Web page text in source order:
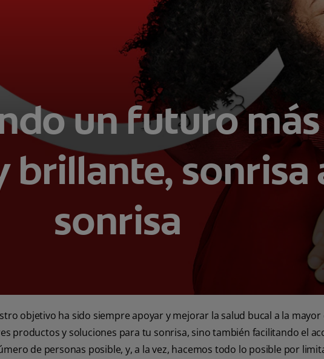
un futuro más
brillante, sonrisa
sonrisa
objetivo ha sido siempre apoyar y mejorar la salud bucal a la mayor
productos y soluciones para tu sonrisa, sino también facilitando el
de personas posible, y, a la vez, hacemos todo lo posible por